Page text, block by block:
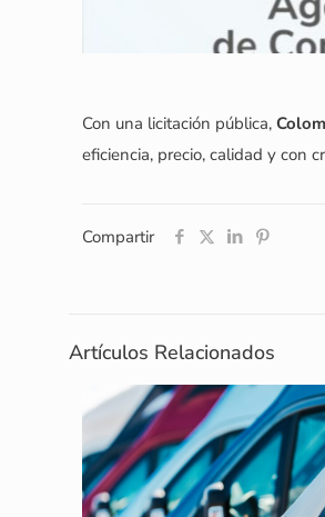
Con una licitación pública,
eficiencia, precio, calidad y con
Compartir
Artículos Relacionados